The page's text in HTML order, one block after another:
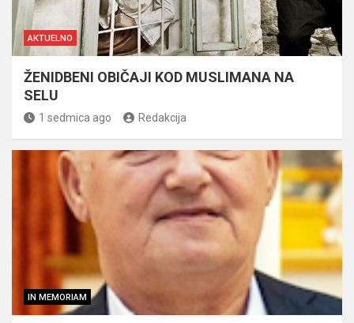
AKTUELNO
ŽENIDBENI OBIČAJI KOD MUSLIMANA NA
SELU
1 sedmica ago Redakcija
IN MEMORIAM